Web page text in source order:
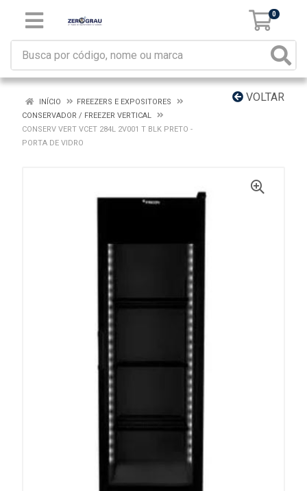
0
VOLTAR
INÍCIO
FREEZERS E EXPOSITORES
CONSERVADOR / FREEZER VERTICAL
CONSERV VERT VCET 284L 2V001 T BLK PRETO -
PORTA DE VIDRO